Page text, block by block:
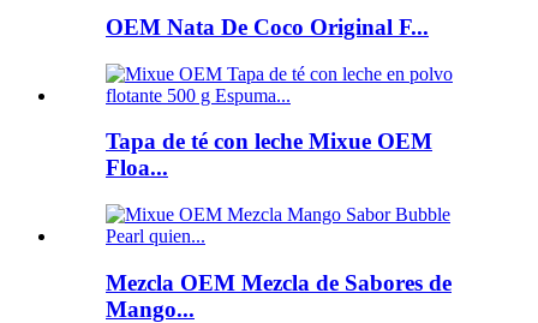
OEM Nata De Coco Original F...
Tapa de té con leche Mixue OEM
Floa...
Mezcla OEM Mezcla de Sabores de
Mango...